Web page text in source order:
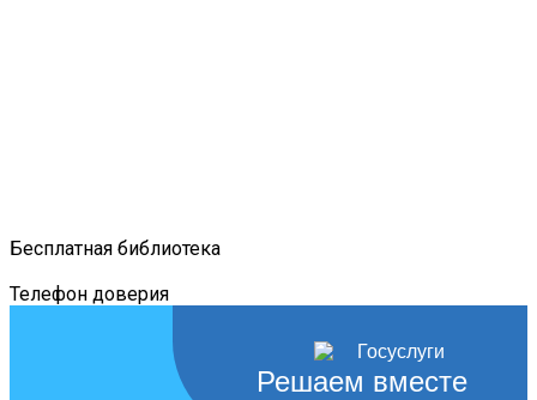
Бесплатная библиотека
Телефон доверия
Решаем вместе